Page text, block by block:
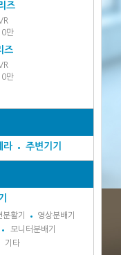
즈
만
즈
만
라 주변기기
분활기
영상분배기
모니터분배기
기타